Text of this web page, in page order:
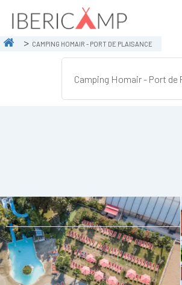
CAMPING HOMAIR - PORT DE PLAISANCE